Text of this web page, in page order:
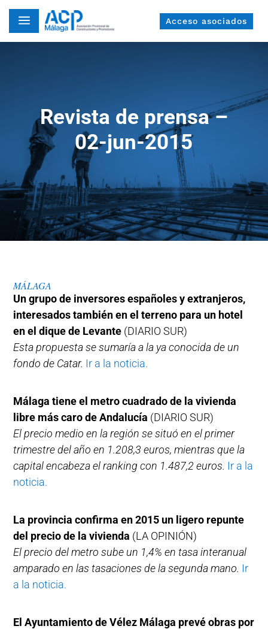
a Acceso asociados
Revista de prensa –
02-jun-2015
MÁLAGA
Un grupo de inversores españoles y extranjeros,
interesados también en el terreno para un hotel
en el dique de Levante (DIARIO SUR)
Esta propuesta se sumaría a la ya conocida de un
fondo de Catar. Ir a la noticia.
Málaga tiene el metro cuadrado de la vivienda
libre más caro de Andalucía (DIARIO SUR)
El precio medio en la región se situó en el primer
trimestre del año en 1.208,3 euros, mientras que la
capital encabeza el ranking con 1.487,2 euros. Ir a la
noticia.
La provincia confirma en 2015 un ligero repunte
del precio de la vivienda (LA OPINIÓN)
El precio del metro sube un 1,4% en tasa interanual
amparado en las tasaciones de la segunda mano. Ir
a la noticia.
El Ayuntamiento de Vélez Málaga prevé obras por